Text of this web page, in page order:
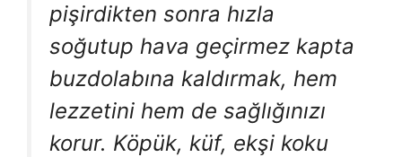
pişirdikten sonra hızla
soğutup hava geçirmez kapta
buzdolabına kaldırmak, hem
lezzetini hem de sağlığınızı
korur. Köpük, küf, ekşi koku